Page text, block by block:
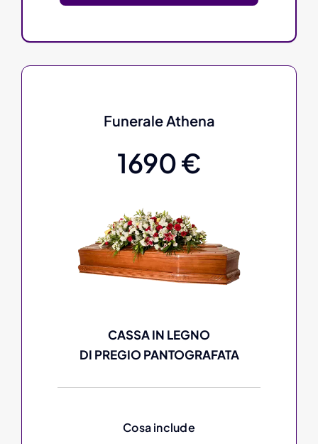
Funerale Athena
1690 €
CASSA IN LEGNO
DI PREGIO PANTOGRAFATA
Cosa include